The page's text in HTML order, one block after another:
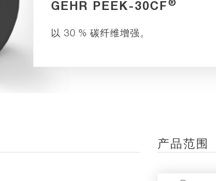
GEHR PEEK-30CF
以 30 % 碳纤维增强。
产品范围